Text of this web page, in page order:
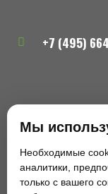
+7 (495)
Москва,
Мы
Необходимые
аналитики,
только с вашего